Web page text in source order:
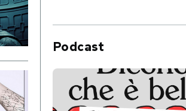
Podcast